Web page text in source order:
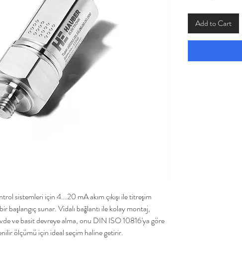
sistemleri için 4...20 mA akım çıkışı ile titreşim
başlangıç sunar. Vidalı bağlantı ile kolay montaj,
ve basit devreye alma, onu DIN ISO 10816'ya göre
ölçümü için ideal seçim haline getirir.
Add to Cart